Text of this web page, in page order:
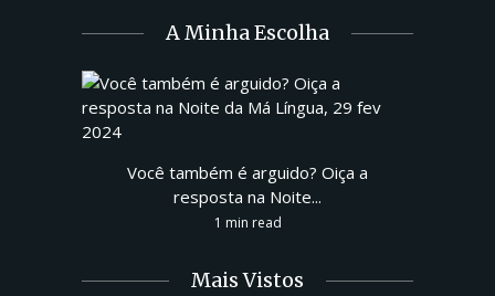
A Minha Escolha
Você também é arguido? Oiça a
resposta na Noite...
1 min read
Mais Vistos